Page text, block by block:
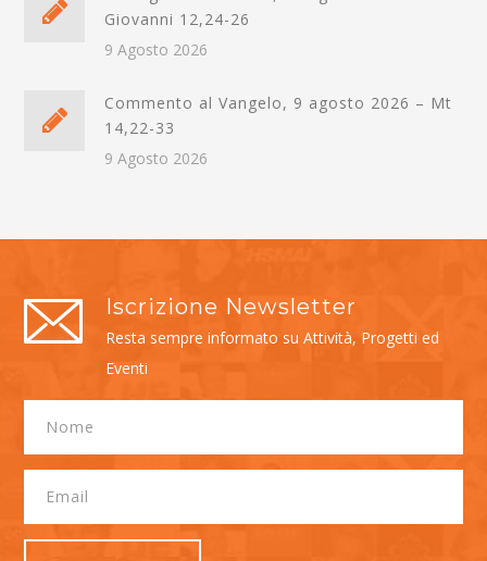
Giovanni 12,24-26
9 Agosto 2026
Commento al Vangelo, 9 agosto 2026 – Mt
14,22-33
9 Agosto 2026
Iscrizione Newsletter
Resta sempre informato su Attività, Progetti ed
Eventi